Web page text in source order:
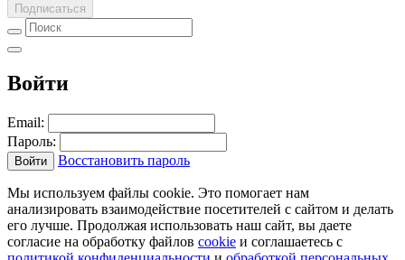
Подписаться
Войти
Email:
Пароль:
Войти Восстановить пароль
Мы используем файлы cookie. Это помогает нам
анализировать взаимодействие посетителей с сайтом и делать
его лучше. Продолжая использовать наш сайт, вы даете
согласие на обработку файлов cookie и соглашаетесь с